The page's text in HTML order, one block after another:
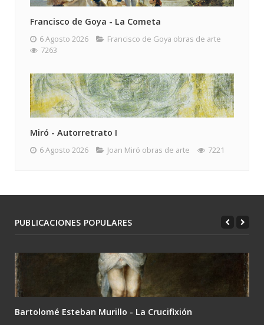
Francisco de Goya - La Cometa
6 Agosto 2026
Francisco de Goya obras de arte
7263
Miró - Autorretrato I
6 Agosto 2026 Joan Miró obras de arte 7221
PUBLICACIONES POPULARES
Bartolomé Esteban Murillo - La Crucifixión